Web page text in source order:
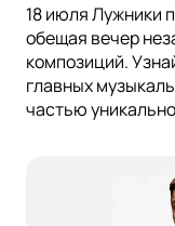
18 июля Лужники
обещая вечер
композиций.
главных
частью